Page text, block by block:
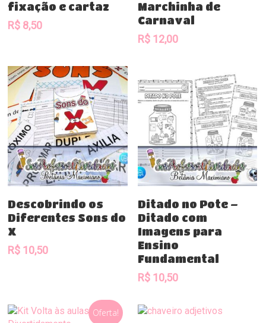
fixação e cartaz
R$ 8,50
Marchinha de
Carnaval
R$12,00
Comprar
Descobrindo os
Diferentes Sons do
X
R$ 10,50
Comprar
Ditado no Pote –
Ditado com
Imagens para
Ensino
Fundamental
R$10,50
Oferta!